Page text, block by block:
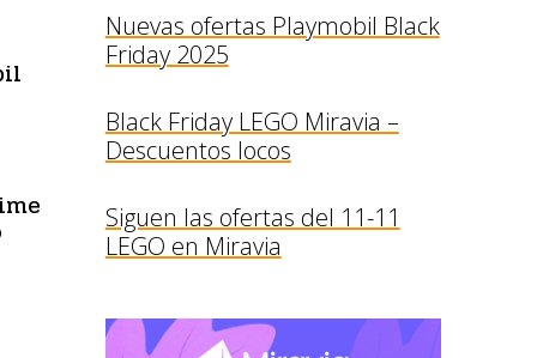
Nuevas ofertas Playmobil Black
Friday 2025
Black Friday LEGO Miravia –
Descuentos locos
Siguen las ofertas del 11-11
LEGO en Miravia